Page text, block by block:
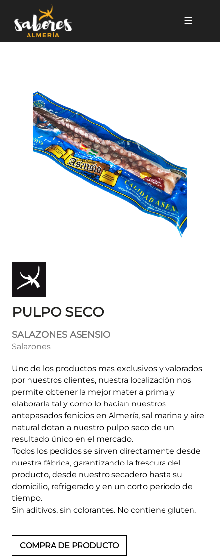
PULPO SECO
SALAZONES ASENSIO
Salazones
Uno de los productos mas exclusivos y valorados
por nuestros clientes, nuestra localización nos
permite obtener la mejor materia prima y
elaborarla tal y como lo hacían nuestros
antepasados fenicios en Almería, sal marina y aire
natural dotan a nuestro pulpo seco de un
resultado único en el mercado.
Todos los pedidos se sirven directamente desde
nuestra fábrica, garantizando la frescura del
producto, desde nuestro secadero hasta su
domicilio, refrigerado y en un corto periodo de
tiempo.
Sin aditivos, sin colorantes. No contiene gluten.
COMPRA DE PRODUCTO